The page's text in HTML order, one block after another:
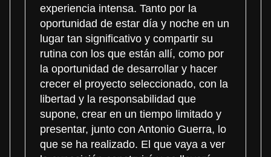
experiencia intensa. Tanto por la
oportunidad de estar día y noche en un
lugar tan significativo y compartir su
rutina con los que están allí, como por
la oportunidad de desarrollar y hacer
crecer el proyecto seleccionado, con la
libertad y la responsabilidad que
supone, crear en un tiempo limitado y
presentar, junto con Antonio Guerra, lo
que se ha realizado. El que vaya a ver